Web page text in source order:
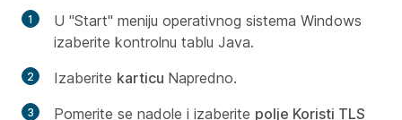
U "Start" meniju operativnog sistema Windows
izaberite kontrolnu tablu Java.
Izaberite karticu Napredno.
Pomerite se nadole i izaberite polje Koristi TLS